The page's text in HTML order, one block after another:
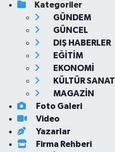
Kategoriler
GÜNDEM
GÜNCEL
DIŞ HABERLER
EĞİTİM
EKONOMİ
KÜLTÜR SANAT
MAGAZİN
Foto Galeri
Video
Yazarlar
Firma Rehberi